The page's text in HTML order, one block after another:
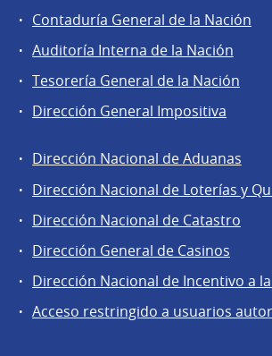
Contaduría General de la Nación
Auditoría Interna de la Nación
Tesorería General de la Nación
Dirección General Impositiva
Áreas
de
la
Dirección
General
de
Secretaría
Dirección Nacional de Aduanas
Dirección Nacional de Loterías y
Dirección Nacional de Catastro
Dirección General de Casinos
Dirección Nacional de Incentivo a
Acceso restringido a usuarios